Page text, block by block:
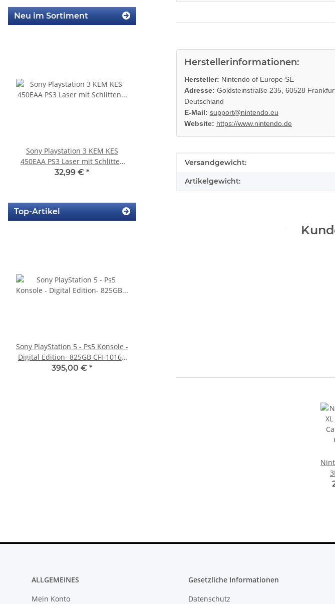
Herstellerinformationen:
Hersteller: Nintendo of Europe SE
Adresse: Goldsteinstraße 235, 60528
Deutschland
E-Mail: support@nintendo.eu
Website: https://www.nintendo.de
Produkteigenschaft
Wert
Versandgewicht:
Artikelgewicht:
Neu im Sortiment
Sony Playstation 3 KEM KES
450EAA PS3 Laser mit Schlitten
Blu-Ray Laufwerk gebraucht
32,99 € *
Sony Playstation 3 PS3 Slim
Top-Artikel
Sony PlayStation 5 - Ps5 Konsole -
Digital Edition- 825GB CFI-1016B
gebraucht
395,00 € *
ALLGEMEINES
Mein Konto
Gesetzliche Informationen
Datenschutz